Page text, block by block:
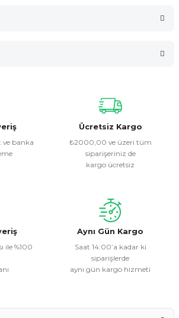
noktaları öneri formunu
iletebilirsiniz.
için teşekkür ederiz.
bozuk veya görüntülenemiyor.
daha pahalı.
alternatifler olmalı.
ve banka
Ücretsiz Kargo
₺2000,00 ve üzeri tüm
siparişeriniz de
kargo ücretsiz
ile %100
Aynı Gün Kargo
Saat 14:00’a kadar ki
siparişlerde
aynı gün kargo hizmeti